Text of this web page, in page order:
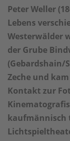
Peter Weller
Lebens
Westerwälder
der Grube
(Gebardshain/
Zeche und
Kontakt zur
kaufmännisch